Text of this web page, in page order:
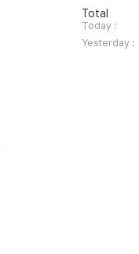
방
문
자
수
Total
Today :
Yesterday :